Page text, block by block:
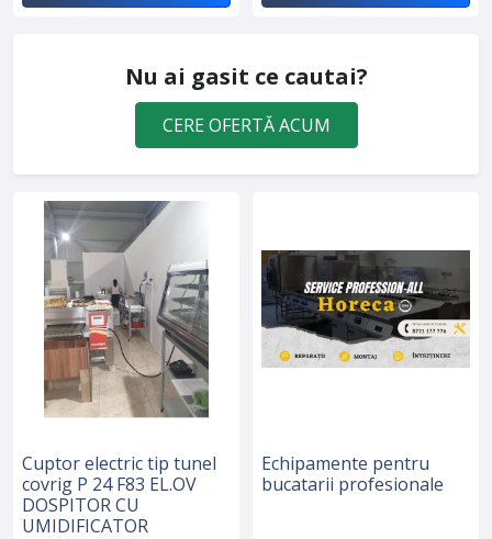
Nu ai gasit ce cautai?
CERE OFERTĂ ACUM
Cuptor electric tip tunel
covrig P 24 F83 EL.OV
DOSPITOR CU
UMIDIFICATOR
Echipamente pentru
bucatarii profesionale